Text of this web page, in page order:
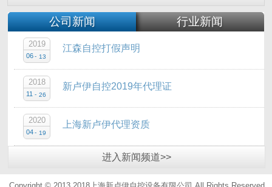
公司新闻 行业新闻
江森自控打假声明
2019
06 - 13
新卢伊自控2019年代理证
2018
11 - 26
上海新卢伊代理资质
2020
04 - 19
进入 新闻频道>>